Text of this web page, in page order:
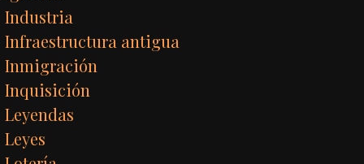
Industria
Infraestructura antigua
Inmigración
Inquisición
Leyendas
Leyes